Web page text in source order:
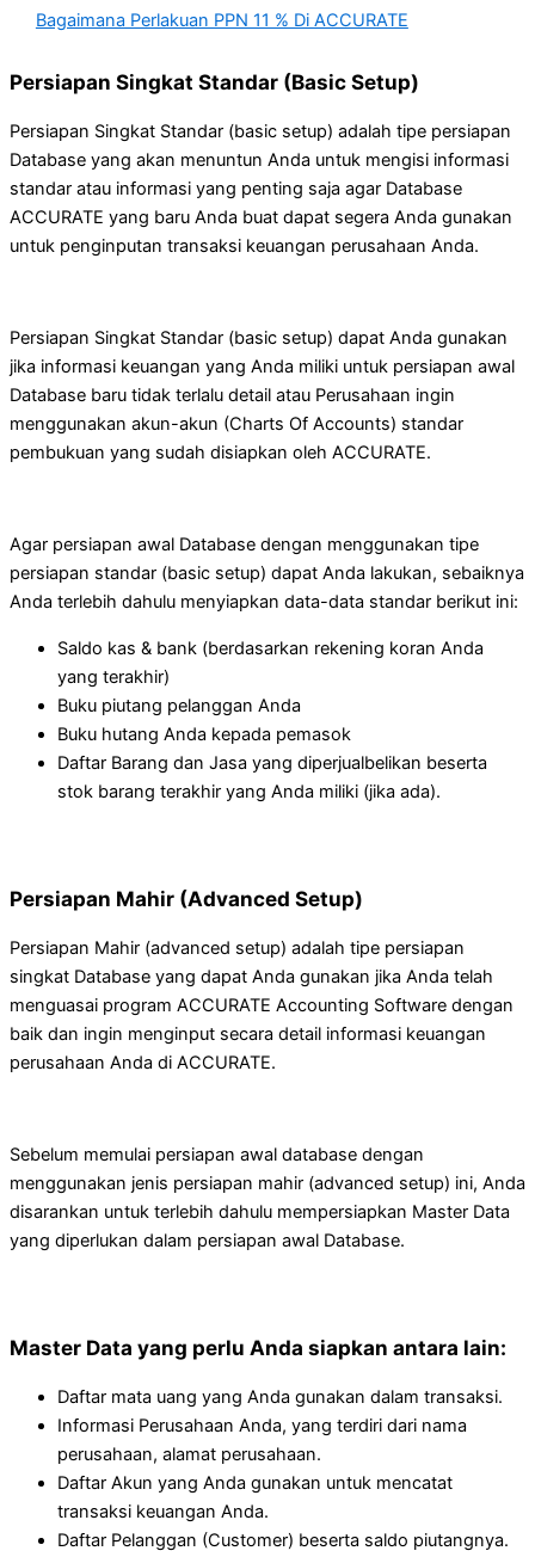
Bagaimana Perlakuan PPN 11 % Di ACCURATE
Persiapan Singkat Standar (Basic Setup)
Persiapan Singkat Standar (basic setup) adalah tipe persiapan
Database yang akan menuntun Anda untuk mengisi informasi
standar atau informasi yang penting saja agar Database
ACCURATE yang baru Anda buat dapat segera Anda gunakan
untuk penginputan transaksi keuangan perusahaan Anda.
Persiapan Singkat Standar (basic setup) dapat Anda gunakan
jika informasi keuangan yang Anda miliki untuk persiapan awal
Database baru tidak terlalu detail atau Perusahaan ingin
menggunakan akun-akun (Charts Of Accounts) standar
pembukuan yang sudah disiapkan oleh ACCURATE.
Agar persiapan awal Database dengan menggunakan tipe
persiapan standar (basic setup) dapat Anda lakukan, sebaiknya
Anda terlebih dahulu menyiapkan data-data standar berikut ini:
Saldo kas & bank (berdasarkan rekening koran Anda
yang terakhir)
Buku piutang pelanggan Anda
Buku hutang Anda kepada pemasok
Daftar Barang dan Jasa yang diperjualbelikan beserta
stok barang terakhir yang Anda miliki (jika ada).
Persiapan Mahir (Advanced Setup)
Persiapan Mahir (advanced setup) adalah tipe persiapan
singkat Database yang dapat Anda gunakan jika Anda telah
menguasai program ACCURATE Accounting Software dengan
baik dan ingin menginput secara detail informasi keuangan
perusahaan Anda di ACCURATE.
Sebelum memulai persiapan awal database dengan
menggunakan jenis persiapan mahir (advanced setup) ini, Anda
disarankan untuk terlebih dahulu mempersiapkan Master Data
yang diperlukan dalam persiapan awal Database.
Master Data yang perlu Anda siapkan antara lain:
Daftar mata uang yang Anda gunakan dalam transaksi.
Informasi Perusahaan Anda, yang terdiri dari nama
perusahaan, alamat perusahaan.
Daftar Akun yang Anda gunakan untuk mencatat
transaksi keuangan Anda.
Daftar Pelanggan (Customer) beserta saldo piutangnya.